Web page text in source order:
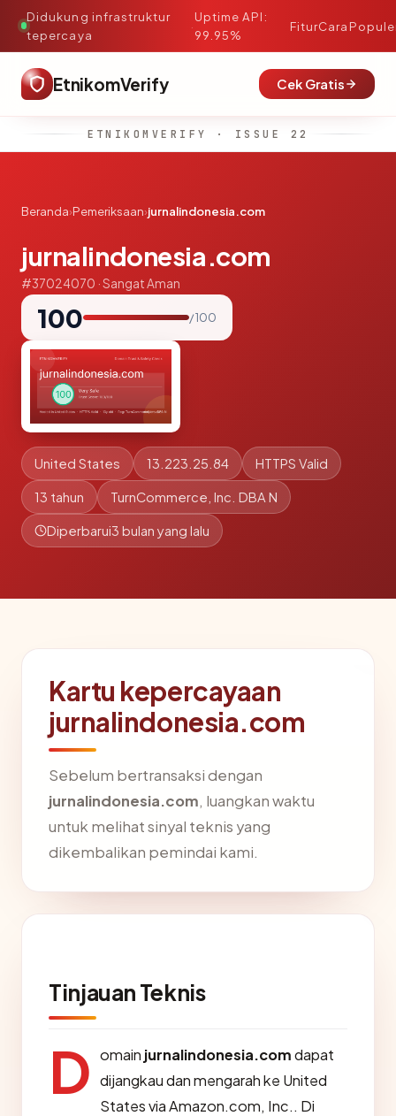
Didukung infrastruktur
tepercaya
·
Uptime API:
99.95%
FiturCara
EtnikomVerify Cek Gratis
ETNIKOMVERIFY · ISSUE 22
Beranda›Pemeriksaan›jurnalindonesia.com
jurnalindonesia.com
#37024070 · Sangat Aman
100 / 100
United States 13.223.25.84 HTTPS Valid
13 tahun TurnCommerce, Inc. DBA N
Diperbarui3 bulan yang lalu
Kartu kepercayaan
jurnalindonesia.com
Sebelum bertransaksi dengan
jurnalindonesia.com, luangkan waktu
untuk melihat sinyal teknis yang
dikembalikan pemindai kami.
Tinjauan Teknis
D omain jurnalindonesia.comdapat
dijangkau dan mengarah ke United
States via Amazon.com, Inc.. Di